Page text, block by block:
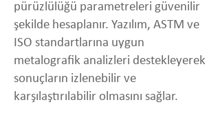
pürüzlülüğü parametreleri güvenilir
şekilde hesaplanır. Yazılım, ASTM ve
ISO standartlarına uygun
metalografik analizleri destekleyerek
sonuçların izlenebilir ve
karşılaştırılabilir olmasını sağlar.